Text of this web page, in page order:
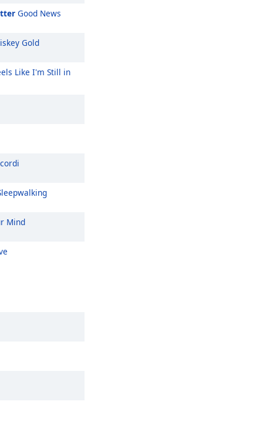
Good News
Gold
Like I'm Still in
Mind